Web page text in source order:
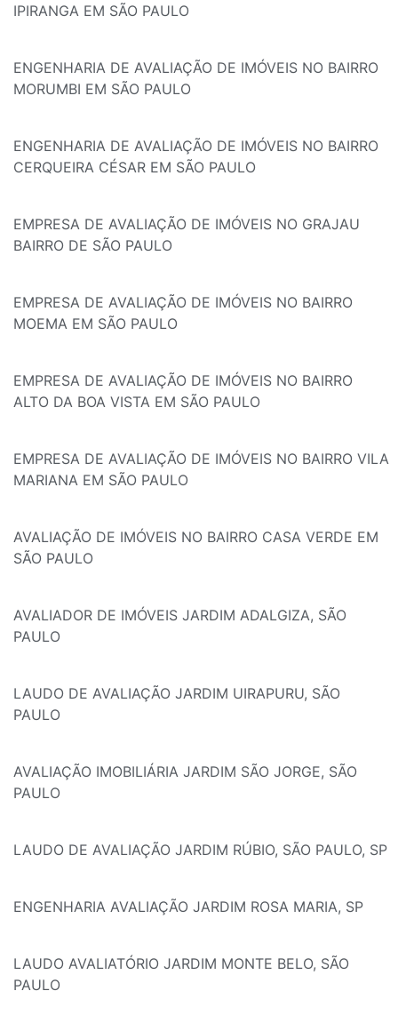
IPIRANGA EM SÃO PAULO
ENGENHARIA DE AVALIAÇÃO DE IMÓVEIS NO BAIRRO
MORUMBI EM SÃO PAULO
ENGENHARIA DE AVALIAÇÃO DE IMÓVEIS NO BAIRRO
CERQUEIRA CÉSAR EM SÃO PAULO
EMPRESA DE AVALIAÇÃO DE IMÓVEIS NO GRAJAU
BAIRRO DE SÃO PAULO
EMPRESA DE AVALIAÇÃO DE IMÓVEIS NO BAIRRO
MOEMA EM SÃO PAULO
EMPRESA DE AVALIAÇÃO DE IMÓVEIS NO BAIRRO
ALTO DA BOA VISTA EM SÃO PAULO
EMPRESA DE AVALIAÇÃO DE IMÓVEIS NO BAIRRO VILA
MARIANA EM SÃO PAULO
AVALIAÇÃO DE IMÓVEIS NO BAIRRO CASA VERDE EM
SÃO PAULO
AVALIADOR DE IMÓVEIS JARDIM ADALGIZA, SÃO
PAULO
LAUDO DE AVALIAÇÃO JARDIM UIRAPURU, SÃO
PAULO
AVALIAÇÃO IMOBILIÁRIA JARDIM SÃO JORGE, SÃO
PAULO
LAUDO DE AVALIAÇÃO JARDIM RÚBIO, SÃO PAULO, SP
ENGENHARIA AVALIAÇÃO JARDIM ROSA MARIA, SP
LAUDO AVALIATÓRIO JARDIM MONTE BELO, SÃO
PAULO